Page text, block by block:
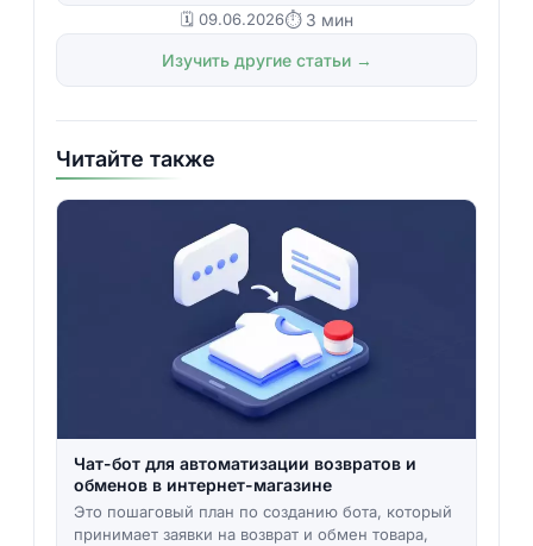
🗓️ 09.06.2026⏱ 3 мин
Изучить другие статьи →
Читайте также
Чат-бот для автоматизации возвратов и
обменов в интернет-магазине
Это пошаговый план по созданию бота, который
принимает заявки на возврат и обмен товара,